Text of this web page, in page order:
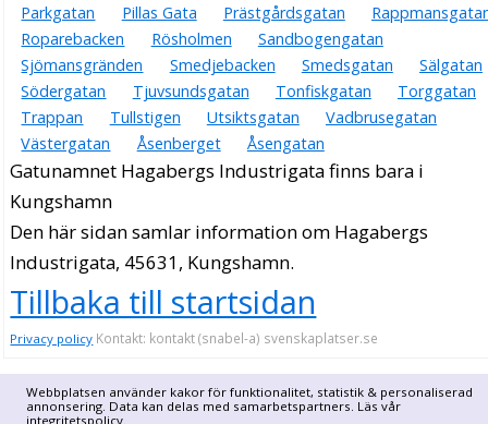
Webbplatsen använder kakor för funktionalitet, statistik & personaliserad
annonsering. Data kan delas med samarbetspartners. Läs vår
integritetspolicy.
Parkgatan
Pillas Gata Prästgårdsgatan
Roparebacken
Rösholmen
Sandbogengatan
Sjömansgränden
Smedjebacken Smedsgatan
Sälgatan
Södergatan
Tjuvsundsgatan Tonfiskgatan
Torggatan
Trappan
Tullstigen Utsiktsgatan
Vadbrusegatan
Västergatan
Åsenberget Åsengatan
Gatunamnet Hagabergs Industrigata finns bara i
Kungshamn
Den här sidan samlar information om Hagabergs
Industrigata, 45631, Kungshamn.
Tillbaka till startsidan
Privacy policy Kontakt: kontakt (snabel-a) svenskaplatser.se